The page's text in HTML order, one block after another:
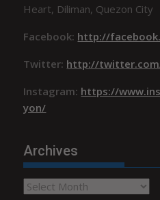
Heart, Diliman, Quezon City
Facebook: http://
Twitter: http://
Instagram: https://
yon/
Archives
Archives